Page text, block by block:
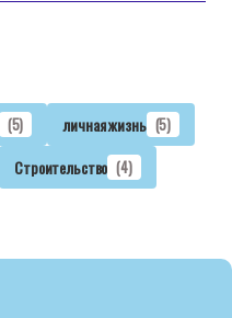
(5) личная жизнь (5)
Строительство (4)